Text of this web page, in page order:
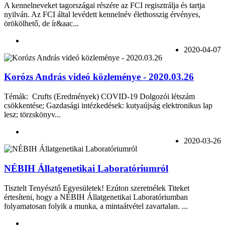
A kennelneveket tagországai részére az FCI regisztrálja és tartja
nyilván. Az FCI által levédett kennelnév élethosszig érvényes,
örökölhető, de ír&aac...
2020-04-07
Korózs András videó közleménye - 2020.03.26
Témák: Crufts (Eredmények) COVID-19 Dolgozói létszám
csökkentése; Gazdasági intézkedések: kutyaújság elektronikus lap
lesz; törzskönyv...
2020-03-26
NÉBIH Állatgenetikai Laboratóriumról
Tisztelt Tenyésztő Egyesületek! Ezúton szeretnélek Titeket
értesíteni, hogy a NÉBIH Állatgenetikai Laboratóriumban
folyamatosan folyik a munka, a mintaátvétel zavartalan. ...